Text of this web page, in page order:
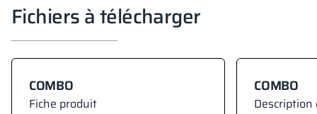
Fichiers à télécharger
COMBO
Fiche produit
COMBO